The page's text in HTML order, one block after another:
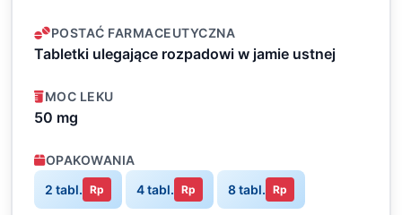
POSTAĆ FARMACEUTYCZNA
Tabletki ulegające rozpadowi w jamie ustnej
MOC LEKU
50 mg
OPAKOWANIA
2 tabl. Rp 4 tabl. Rp 8 tabl. Rp